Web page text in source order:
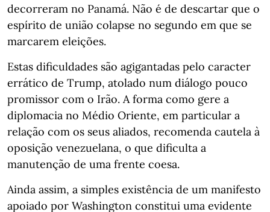
decorreram no Panamá. Não é de descartar que o
espírito de união colapse no segundo em que se
marcarem eleições.
Estas dificuldades são agigantadas pelo caracter
errático de Trump, atolado num diálogo pouco
promissor com o Irão. A forma como gere a
diplomacia no Médio Oriente, em particular a
relação com os seus aliados, recomenda cautela à
oposição venezuelana, o que dificulta a
manutenção de uma frente coesa.
Ainda assim, a simples existência de um manifesto
apoiado por Washington constitui uma evidente